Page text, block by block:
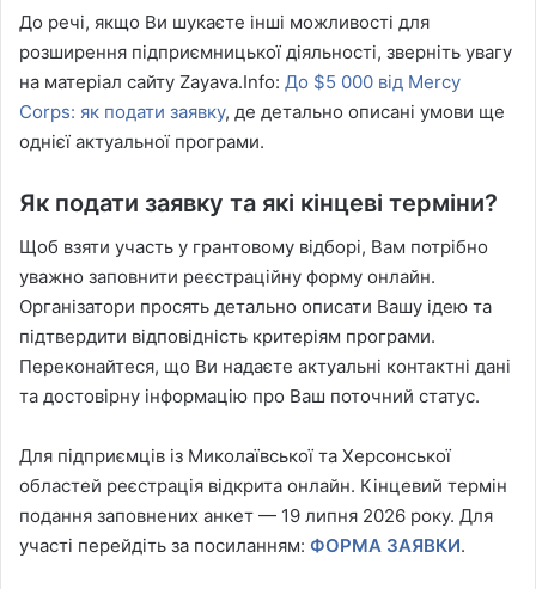
До речі, якщо Ви шукаєте інші можливості для
розширення підприємницької діяльності, зверніть увагу
на матеріал сайту Zayava.Info: До $5 000 від Mercy
Corps: як подати заявку, де детально описані умови ще
однієї актуальної програми.
Як подати заявку та які кінцеві терміни?
Щоб взяти участь у грантовому відборі, Вам потрібно
уважно заповнити реєстраційну форму онлайн.
Організатори просять детально описати Вашу ідею та
підтвердити відповідність критеріям програми.
Переконайтеся, що Ви надаєте актуальні контактні дані
та достовірну інформацію про Ваш поточний статус.
Для підприємців із Миколаївської та Херсонської
областей реєстрація відкрита онлайн. Кінцевий термін
подання заповнених анкет — 19 липня 2026 року. Для
участі перейдіть за посиланням: ФОРМА ЗАЯВКИ.